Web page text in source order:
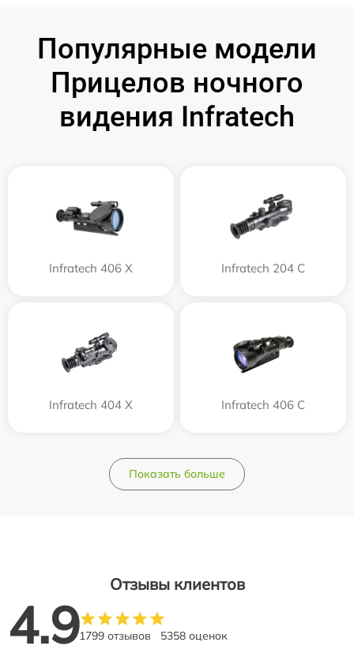
Популярные модели
Прицелов ночного
видения Infratech
Infratech 406 Х Infratech 204 С
Infratech 404 Х Infratech 406 С
Показать больше
Отзывы клиентов
4.91799 отзывов 5358 оценок